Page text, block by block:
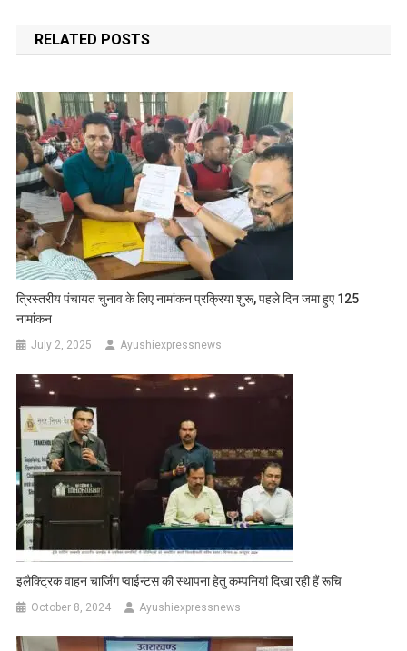
navigation
RELATED POSTS
त्रिस्तरीय पंचायत चुनाव के लिए नामांकन प्रक्रिया शुरू, पहले दिन जमा हुए 125
नामांकन
July 2, 2025 Ayushiexpressnews
इलैक्ट्रिक वाहन चार्जिंग प्वाईन्टस की स्थापना हेतु कम्पनियां दिखा रही हैं रूचि
October 8, 2024 Ayushiexpressnews